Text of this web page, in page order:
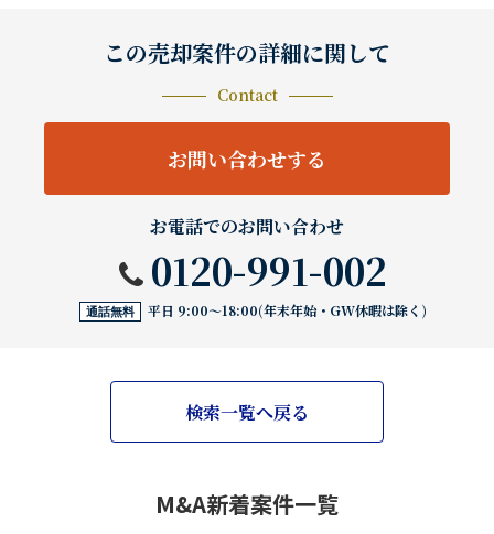
この売却案件の詳細に関して
Contact
お問い合わせする
お電話でのお問い合わせ
0120-991-002
通話無料 平日 9:00〜18:00(年末年始・GW休暇は除く)
検索一覧へ戻る
M&A新着案件一覧